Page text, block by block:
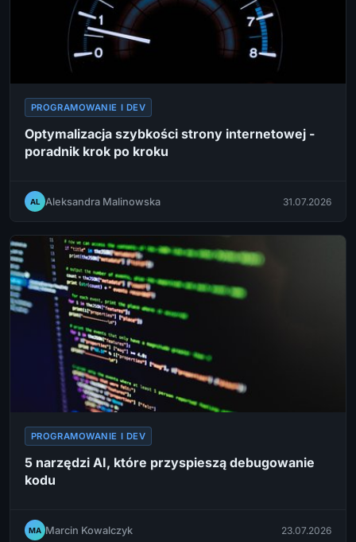
PROGRAMOWANIE I DEV
Optymalizacja szybkości strony internetowej -
poradnik krok po kroku
AL Aleksandra Malinowska 31.07.2026
PROGRAMOWANIE I DEV
5 narzędzi AI, które przyspieszą debugowanie
kodu
MA Marcin Kowalczyk 23.07.2026